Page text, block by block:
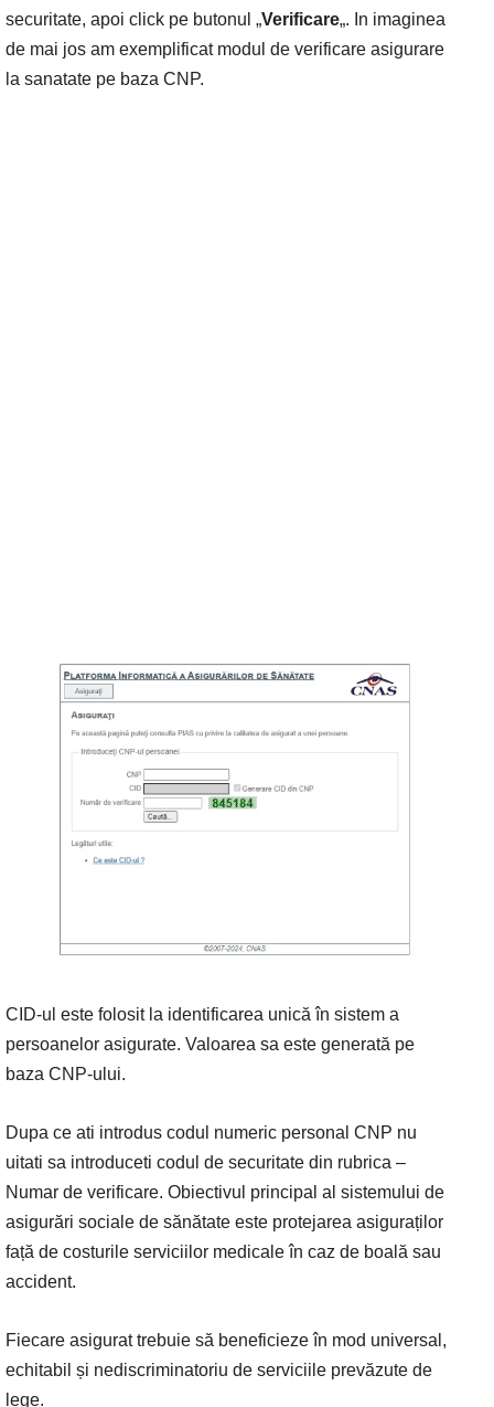
securitate, apoi click pe butonul „Verificare„. In imaginea
de mai jos am exemplificat modul de verificare asigurare
la sanatate pe baza CNP.
CID-ul este folosit la identificarea unică în sistem a
persoanelor asigurate. Valoarea sa este generată pe
baza CNP-ului.
Dupa ce ati introdus codul numeric personal CNP nu
uitati sa introduceti codul de securitate din rubrica –
Numar de verificare. Obiectivul principal al sistemului de
asigurări sociale de sănătate este protejarea asiguraților
față de costurile serviciilor medicale în caz de boală sau
accident.
Fiecare asigurat trebuie să beneficieze în mod universal,
echitabil și nediscriminatoriu de serviciile prevăzute de
lege.